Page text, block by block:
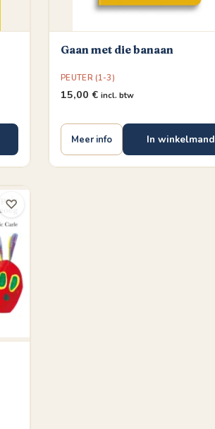
Gaan met die banaan
PEUTER (1-3)
15,00 € incl. btw
Meer info In winkelmand
♡